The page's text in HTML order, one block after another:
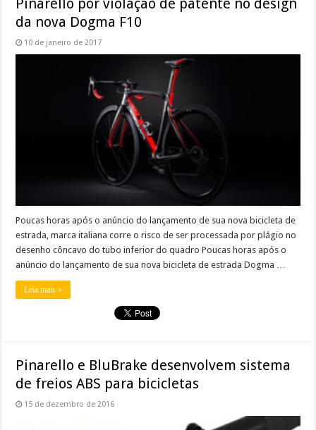
Pinarello por violação de patente no design
da nova Dogma F10
10 de janeiro de 2017
Poucas horas após o anúncio do lançamento de sua nova bicicleta de
estrada, marca italiana corre o risco de ser processada por plágio no
desenho côncavo do tubo inferior do quadro Poucas horas após o
anúncio do lançamento de sua nova bicicleta de estrada Dogma …
Leia mais »
Pinarello e BluBrake desenvolvem sistema
de freios ABS para bicicletas
15 de dezembro de 2016